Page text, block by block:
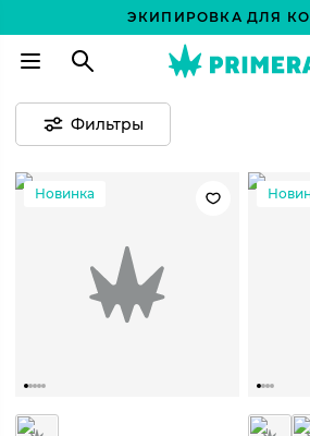
ЭКИПИРОВКА ДЛЯ
Фильтры
Новинка